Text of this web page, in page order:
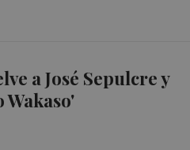
a José Sepulcre y
Wakaso'